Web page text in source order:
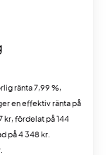
ränta 7,99 %,
en effektiv ränta på
kr, fördelat på 144
på 4 348 kr.